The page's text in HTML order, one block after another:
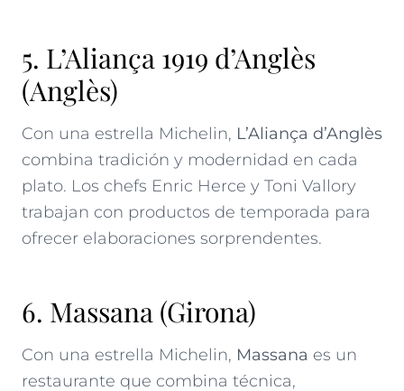
5. L’Aliança 1919 d’Anglès
(Anglès)
Con una estrella Michelin, L’Aliança d’Anglès
combina tradición y modernidad en cada
plato. Los chefs Enric Herce y Toni Vallory
trabajan con productos de temporada para
ofrecer elaboraciones sorprendentes.
6. Massana (Girona)
Con una estrella Michelin, Massana es un
restaurante que combina técnica,